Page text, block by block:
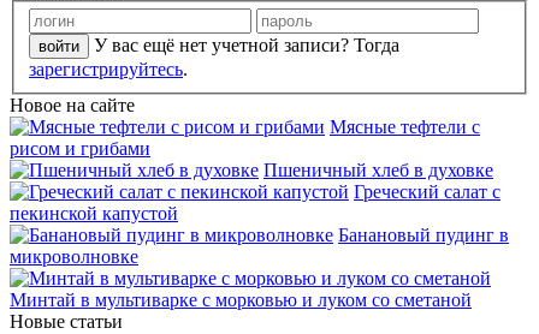
У вас ещё нет учетной записи? Тогда
зарегистрируйтесь.
Новое на сайте
Мясные тефтели с
рисом и грибами
Пшеничный хлеб в духовке
Греческий салат с
пекинской капустой
Банановый пудинг в
микроволновке
Минтай в мультиварке с морковью и луком со сметаной
Новые статьи